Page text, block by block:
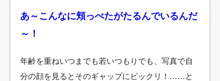
あ～こんなに頬っぺたがたるんでいるんだ
～！
年齢を重ねいつまでも若いつもりでも、写真で自
分の顔を見るとそのギャップにビックリ！……と